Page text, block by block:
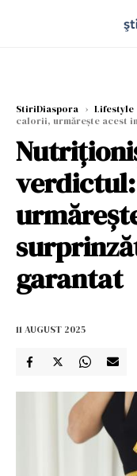
StiriDiaspora › Lifestyle
calorii, urmărește acest
garantat
11 AUGUST 2025